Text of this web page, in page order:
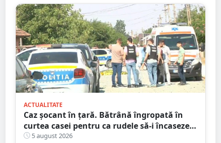
ACTUALITATE
Caz șocant în țară. Bătrână îngropată în
curtea casei pentru ca rudele să-i încaseze
pensia
5 august 2026